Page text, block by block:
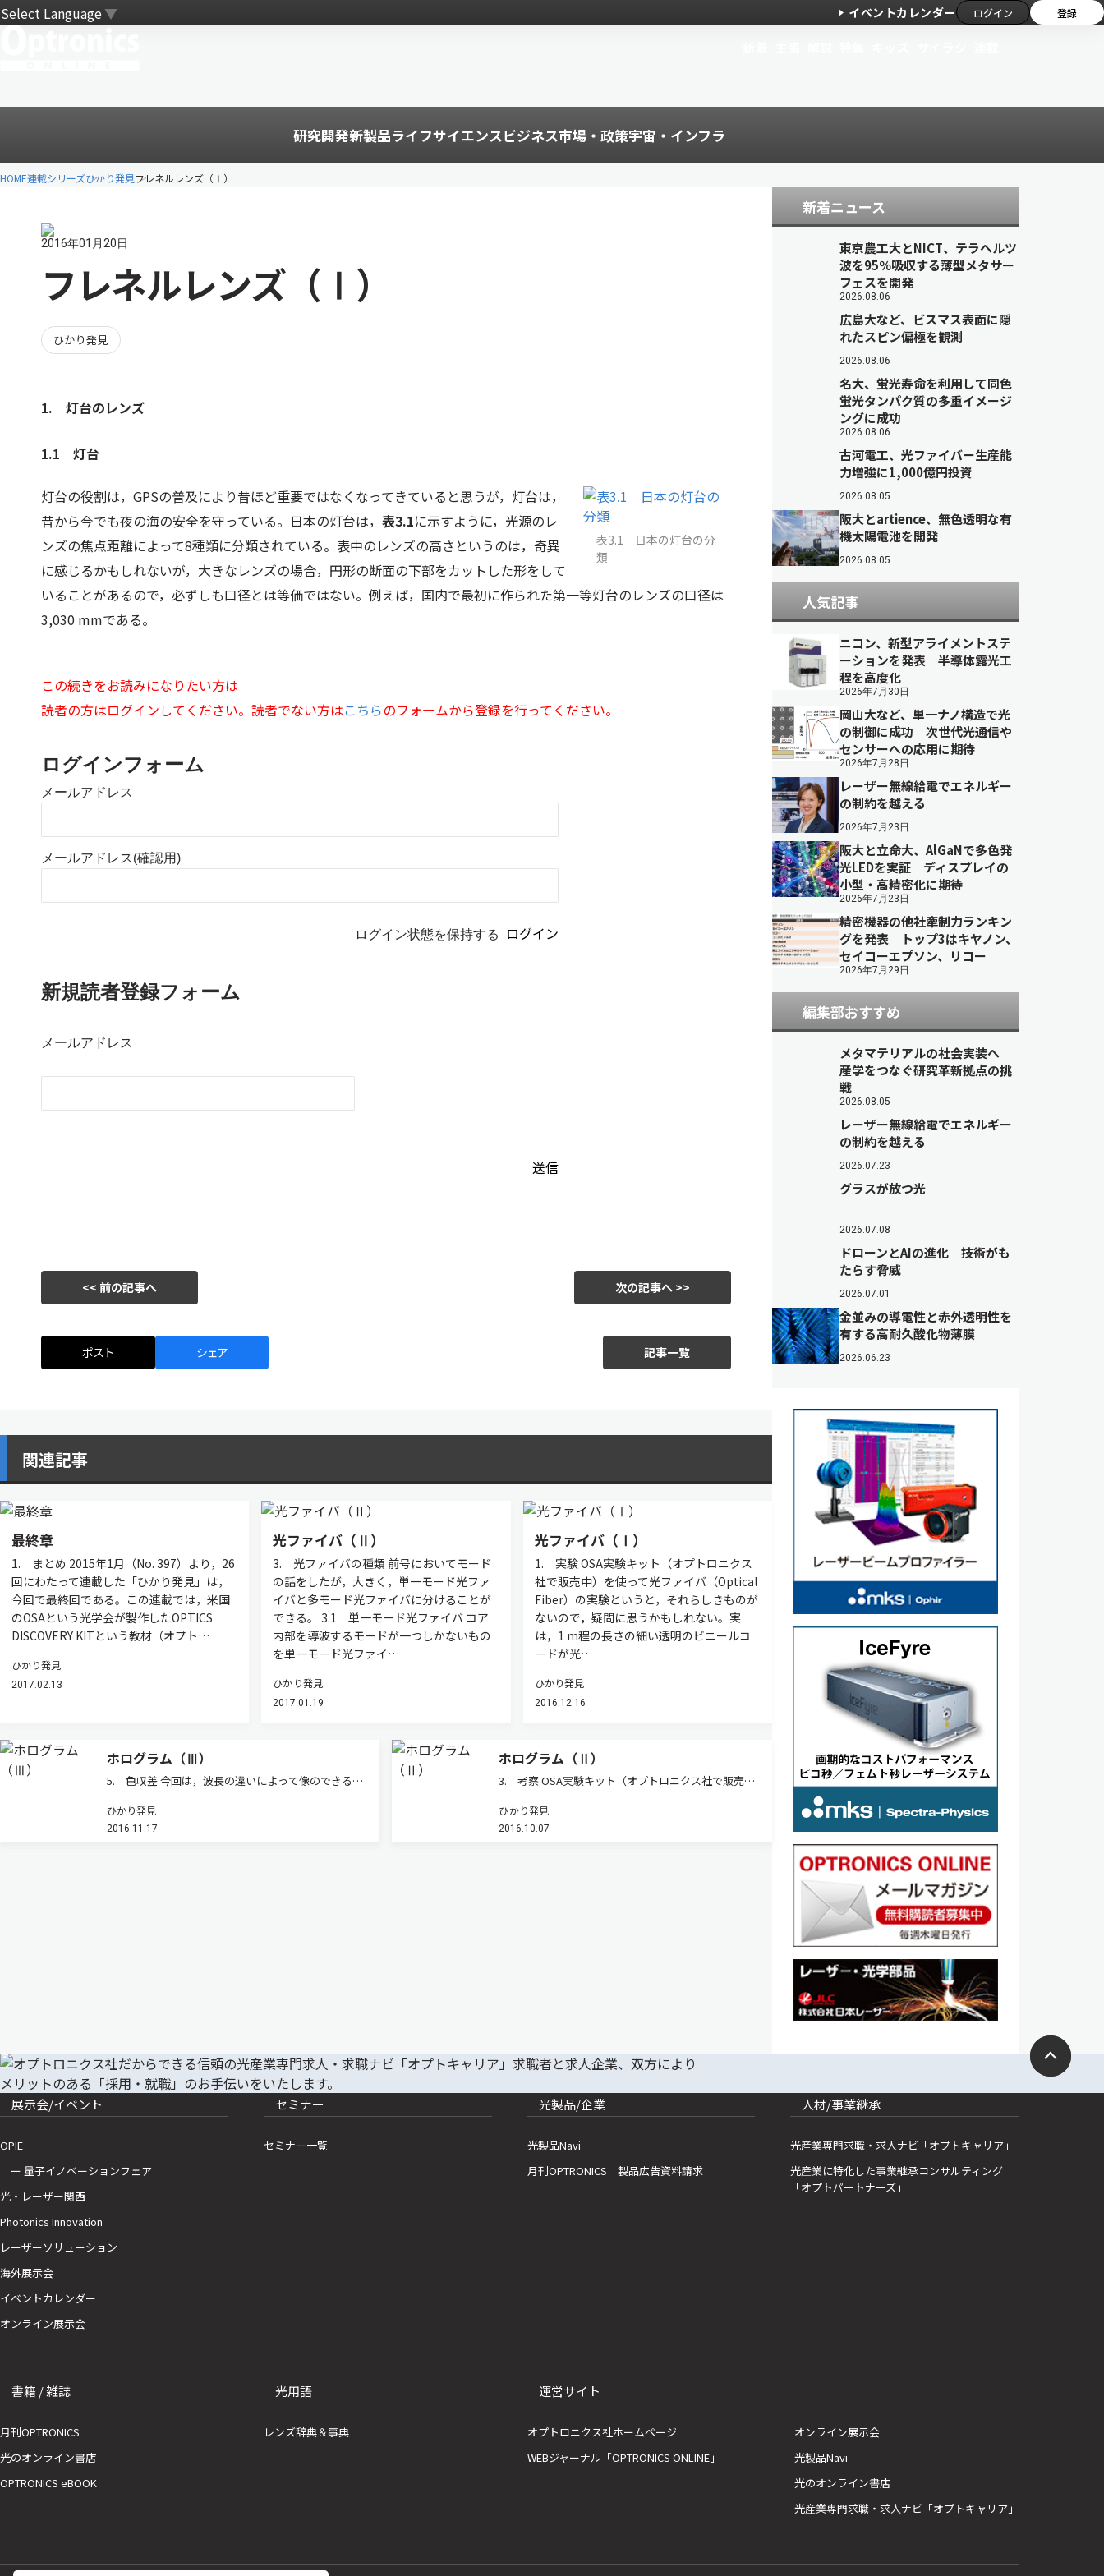
Select Language▼ イベントカレンダー ログイン 登録
研究開発新製品ライフサイエンスビジネス市場・政策宇宙・インフラ
HOME連載シリーズひかり発見フレネルレンズ（Ⅰ）
2016年01月20日
フレネルレンズ（Ⅰ）
ひかり発見
1. 灯台のレンズ
1.1 灯台
表3.1 日本の灯台の分
類
灯台の役割は，GPSの普及により昔ほど重要ではなくなってきていると思うが，灯台は，
昔から今でも夜の海の安全を守っている。日本の灯台は， 表3.1に示すように，光源のレ
ンズの焦点距離によって8種類に分類されている。表中のレンズの高さというのは，奇異
に感じるかもしれないが，大きなレンズの場合，円形の断面の下部をカットした形をして
いることがあるので，必ずしも口径とは等価ではない。例えば，国内で最初に作られた第一等灯台のレンズの口径は
3,030 mmである。
この続きをお読みになりたい方は
読者の方はログインしてください。読者でない方はこちらのフォームから登録を行ってください。
ログインフォーム
メールアドレス
メールアドレス(確認用)
ログイン状態を保持する
新規読者登録フォーム
メールアドレス
<< 前の記事へ 次の記事へ >>
ポスト シェア 記事一覧
関連記事
最終章
1. まとめ 2015年1月（No. 397）より，26
回にわたって連載した「ひかり発見」は，
今回で最終回である。この連載では，米国
のOSAという光学会が製作したOPTICS
DISCOVERY KITという教材（オプト…
ひかり発見
2017.02.13
光ファイバ（Ⅱ）
3. 光ファイバの種類 前号においてモード
の話をしたが，大きく，単一モード光ファ
イバと多モード光ファイバに分けることが
できる。 3.1 単一モード光ファイバ コア
内部を導波するモードが一つしかないもの
を単一モード光ファイ…
ひかり発見
2017.01.19
光ファイバ（Ⅰ）
1. 実験 OSA実験キット（オプトロニクス
社で販売中）を使って光ファイバ（Optical
Fiber）の実験というと，それらしきものが
ないので，疑問に思うかもしれない。実
は，1 m程の長さの細い透明のビニールコ
ードが光…
ひかり発見
2016.12.16
ホログラム（Ⅲ）
5. 色収差 今回は，波長の違いによって像のできる位
差は，屈折でも回折でも生じる現象である。屈折に関
しては，第6回望遠鏡の項で，回折に関しては，前号
ひかり発見
2016.11.17
ホログラム（Ⅱ）
3. 考察 OSA実験キット（オプトロニクス社で販売
述べたリップマンホログラムである。明るい照明や太
陽光の下でホログラムを反射させ，シートを上下左右
ひかり発見
2016.10.07
新着ニュース
東京農工大とNICT、テラヘルツ
波を95％吸収する薄型メタサー
フェスを開発
2026.08.06
広島大など、ビスマス表面に隠
れたスピン偏極を観測
2026.08.06
名大、蛍光寿命を利用して同色
蛍光タンパク質の多重イメージ
ングに成功
2026.08.06
古河電工、光ファイバー生産能
力増強に1,000億円投資
2026.08.05
阪大とartience、無色透明な有
機太陽電池を開発
2026.08.05
人気記事
ニコン、新型アライメントステ
ーションを発表 半導体露光工
程を高度化
2026年7月30日
岡山大など、単一ナノ構造で光
の制御に成功 次世代光通信や
センサーへの応用に期待
2026年7月28日
レーザー無線給電でエネルギー
の制約を越える
2026年7月23日
阪大と立命大、AlGaNで多色発
光LEDを実証 ディスプレイの
小型・高精密化に期待
2026年7月23日
精密機器の他社牽制力ランキン
グを発表 トップ3はキヤノン、
セイコーエプソン、リコー
2026年7月29日
編集部おすすめ
メタマテリアルの社会実装へ
産学をつなぐ研究革新拠点の挑
戦
2026.08.05
レーザー無線給電でエネルギー
の制約を越える
2026.07.23
グラスが放つ光
2026.07.08
ドローンとAIの進化 技術がも
たらす脅威
2026.07.01
金並みの導電性と赤外透明性を
有する高耐久酸化物薄膜
2026.06.23
展示会/イベント
OPIE
ー 量子イノベーションフェア
光・レーザー関西
Photonics Innovation
レーザーソリューション
海外展示会
イベントカレンダー
オンライン展示会
セミナー
セミナー一覧
光製品/企業
光製品Navi
月刊OPTRONICS 製品広告資料請求
人材/事業継承
光産業専門求職・求人ナビ「オプトキャリア」
光産業に特化した事業継承コンサルティング
「オプトパートナーズ」
書籍 / 雑誌
月刊OPTRONICS
光のオンライン書店
OPTRONICS eBOOK
光用語
レンズ辞典＆事典
運営サイト
オプトロニクス社ホームページ
WEBジャーナル「OPTRONICS ONLINE」
オンライン展示会
光製品Navi
光のオンライン書店
光産業専門求職・求人ナビ「オプトキャリア」